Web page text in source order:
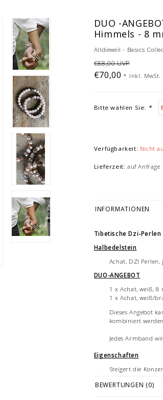
DUO -
Himmels - 8
Alldieweil - Basics
€88,00 UVP
€70,00* Inkl. MwSt.
Bitte wählen Sie: *
Verfügbarkeit: Nicht
Lieferzeit: auf Anfrage
INFORMATIONEN
Tibetische Dzi-Perlen
Halbedelstein
Achat, DZI
DUO-ANGEBOT
1 x Achat, weiß, 8
1 x Achat, weiß/
Dieses Angebot
kombiniert
Jedes Armband
Eigenschaften
Steigert die
- fördert das
BEWERTUNGEN (0)